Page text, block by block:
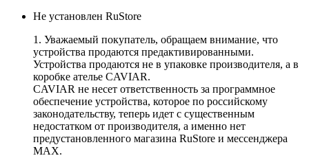
Не установлен RuStore
1. Уважаемый покупатель, обращаем внимание, что
устройства продаются предактивированными.
Устройства продаются не в упаковке производителя, а в
коробке ателье CAVIAR.
CAVIAR не несет ответственность за программное
обеспечение устройства, которое по российскому
законодательству, теперь идет с существенным
недостатком от производителя, а именно нет
предустановленного магазина RuStore и мессенджера
MAX.